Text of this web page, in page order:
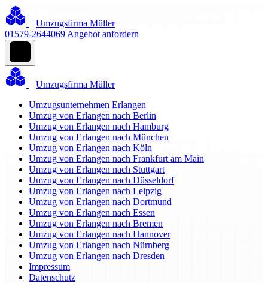
Umzugsfirma Müller
01579-2644069 Angebot anfordern
Umzugsfirma Müller
Umzugsunternehmen Erlangen
Umzug von Erlangen nach Berlin
Umzug von Erlangen nach Hamburg
Umzug von Erlangen nach München
Umzug von Erlangen nach Köln
Umzug von Erlangen nach Frankfurt am Main
Umzug von Erlangen nach Stuttgart
Umzug von Erlangen nach Düsseldorf
Umzug von Erlangen nach Leipzig
Umzug von Erlangen nach Dortmund
Umzug von Erlangen nach Essen
Umzug von Erlangen nach Bremen
Umzug von Erlangen nach Hannover
Umzug von Erlangen nach Nürnberg
Umzug von Erlangen nach Dresden
Impressum
Datenschutz